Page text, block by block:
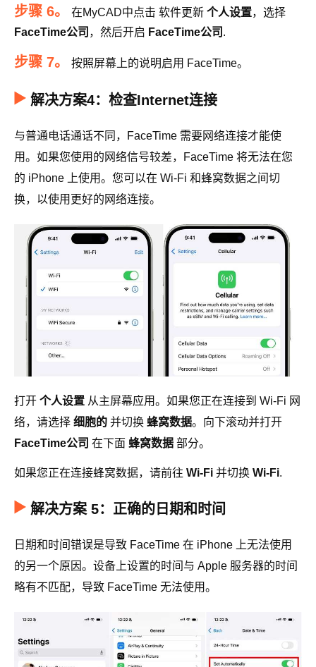
步骤 6。 在MyCAD中点击 软件更新 个人设置，选择
FaceTime公司 ，然后开启 FaceTime公司 .
步骤 7。 按照屏幕上的说明启用 FaceTime。
解决方案4：检查Internet连接
与普通电话通话不同，FaceTime 需要网络连接才能使
用。如果您使用的网络信号较差，FaceTime 将无法在您
的 iPhone 上使用。您可以在 Wi-Fi 和蜂窝数据之间切
换，以使用更好的网络连接。
打开 个人设置 从主屏幕应用。如果您正在连接到 Wi-Fi 网
络，请选择 细胞的 并切换 蜂窝数据。向下滚动并打开
FaceTime公司 在下面 蜂窝数据 部分。
如果您正在连接蜂窝数据，请前往 Wi-Fi 并切换 Wi-Fi.
解决方案 5：正确的日期和时间
日期和时间错误是导致 FaceTime 在 iPhone 上无法使用
的另一个原因。设备上设置的时间与 Apple 服务器的时间
略有不匹配，导致 FaceTime 无法使用。